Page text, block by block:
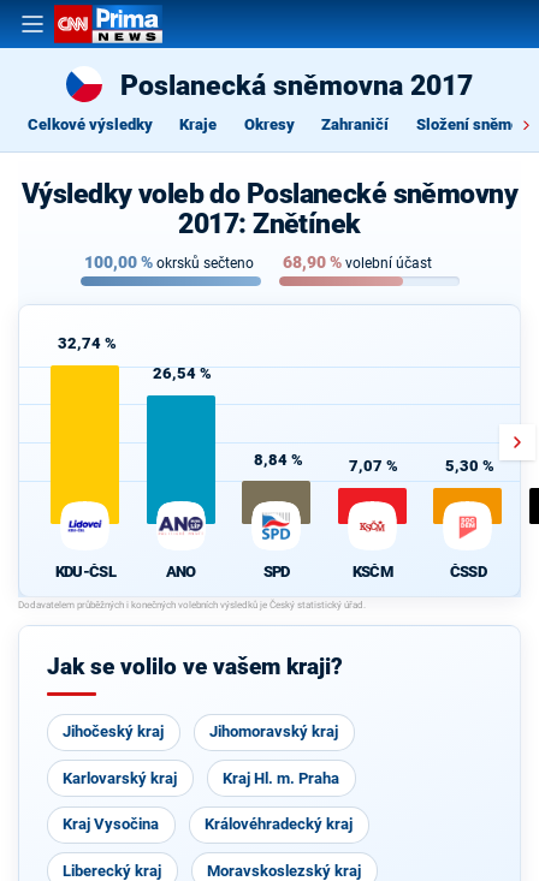
Poslanecká sněmovna 2017
Celkové výsledky Kraje Okresy Zahraničí Složení
Výsledky voleb do Poslanecké sněmovny
2017: Znětínek
100,00% okrsků sečteno 68,90% volební účast
32,74 %
KDU-ČSL
26,54 %
ANO
8,84 %
SPD
7,07 %
KSČM
5,30 %
ČSSD
Jak se volilo ve vašem kraji?
Jihočeský kraj Jihomoravský kraj
Karlovarský kraj Kraj Hl. m. Praha
Kraj Vysočina Královéhradecký kraj
Liberecký kraj Moravskoslezský kraj